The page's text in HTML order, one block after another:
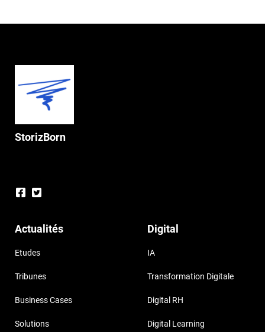
StorizBorn
Actualités
Etudes
Tribunes
Business Cases
Solutions
Digital
IA
Transformation Digitale
Digital RH
Digital Learning